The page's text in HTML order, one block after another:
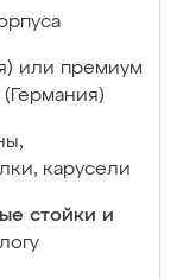
или премиум
карусели
стойки и